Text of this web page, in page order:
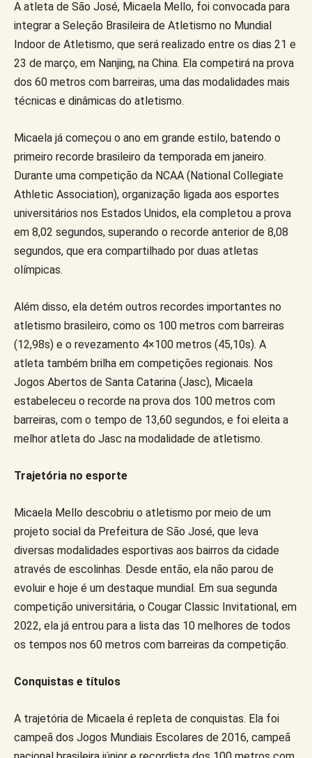
A atleta de São José, Micaela Mello, foi convocada para
integrar a Seleção Brasileira de Atletismo no Mundial
Indoor de Atletismo, que será realizado entre os dias 21 e
23 de março, em Nanjing, na China. Ela competirá na prova
dos 60 metros com barreiras, uma das modalidades mais
técnicas e dinâmicas do atletismo.
Micaela já começou o ano em grande estilo, batendo o
primeiro recorde brasileiro da temporada em janeiro.
Durante uma competição da NCAA (National Collegiate
Athletic Association), organização ligada aos esportes
universitários nos Estados Unidos, ela completou a prova
em 8,02 segundos, superando o recorde anterior de 8,08
segundos, que era compartilhado por duas atletas
olímpicas.
Além disso, ela detém outros recordes importantes no
atletismo brasileiro, como os 100 metros com barreiras
(12,98s) e o revezamento 4×100 metros (45,10s). A
atleta também brilha em competições regionais. Nos
Jogos Abertos de Santa Catarina (Jasc), Micaela
estabeleceu o recorde na prova dos 100 metros com
barreiras, com o tempo de 13,60 segundos, e foi eleita a
melhor atleta do Jasc na modalidade de atletismo.
Trajetória no esporte
Micaela Mello descobriu o atletismo por meio de um
projeto social da Prefeitura de São José, que leva
diversas modalidades esportivas aos bairros da cidade
através de escolinhas. Desde então, ela não parou de
evoluir e hoje é um destaque mundial. Em sua segunda
competição universitária, o Cougar Classic Invitational, em
2022, ela já entrou para a lista das 10 melhores de todos
os tempos nos 60 metros com barreiras da competição.
Conquistas e títulos
A trajetória de Micaela é repleta de conquistas. Ela foi
campeã dos Jogos Mundiais Escolares de 2016, campeã